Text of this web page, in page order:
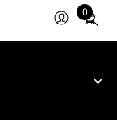
0
Total
items
cart: